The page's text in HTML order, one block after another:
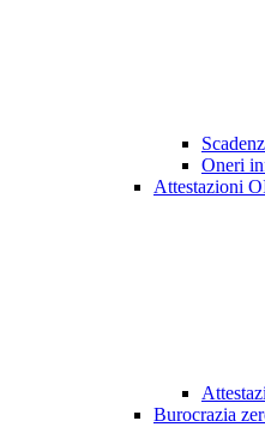
Oneri
Attestazioni
Burocrazia